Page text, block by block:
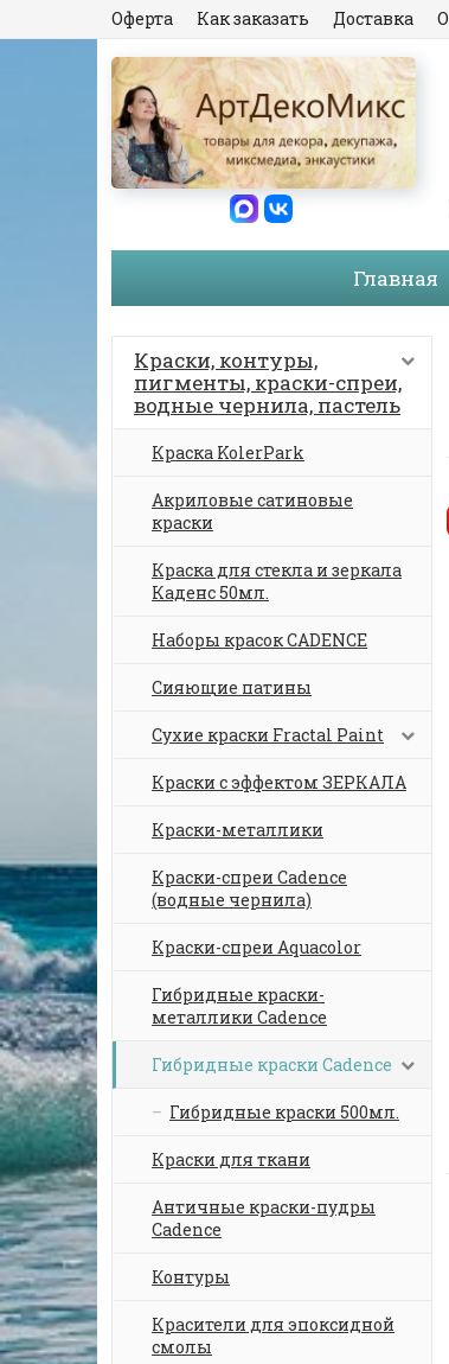
Оферта Как заказать Доставка
Главная
Краски, контуры,
пигменты, краски-спреи,
водные чернила, пастель
Краска KolerPark
Акриловые сатиновые
краски
Краска для стекла и зеркала
Каденс 50мл.
Наборы красок CADENCE
Сияющие патины
Сухие краски Fractal Paint
Краски с эффектом ЗЕРКАЛА
Краски-металлики
Краски-спреи Cadence
(водные чернила)
Краски-спреи Aquacolor
Гибридные краски-
металлики Cadence
Гибридные краски Cadence
Гибридные краски 500мл.
Краски для ткани
Античные краски-пудры
Cadence
Контуры
Красители для эпоксидной
смолы